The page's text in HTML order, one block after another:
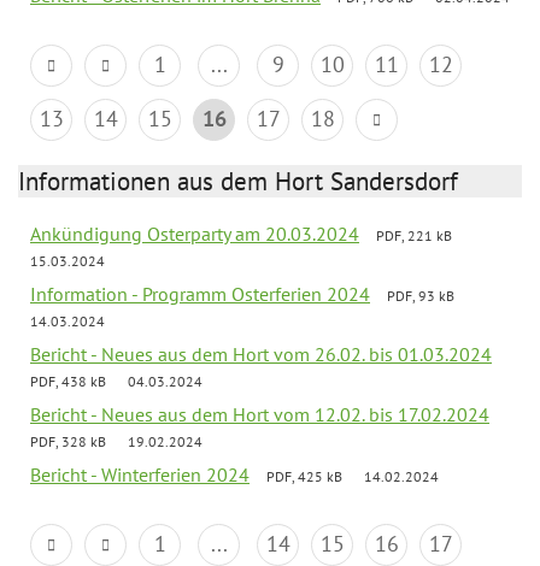
1 ... 9 10 11
12
13
14 15 16 17 18
Informationen aus dem Hort Sandersdorf
Ankündigung Osterparty am 20.03.2024
PDF, 221 kB
15.03.2024
Information - Programm Osterferien 2024
PDF, 93 kB
14.03.2024
Bericht - Neues aus dem Hort vom 26.02. bis 01.03.2024
PDF, 438 kB 04.03.2024
Bericht - Neues aus dem Hort vom 12.02. bis 17.02.2024
PDF, 328 kB 19.02.2024
Bericht - Winterferien 2024 PDF, 425 kB 14.02.2024
1 ... 14 15 16
17